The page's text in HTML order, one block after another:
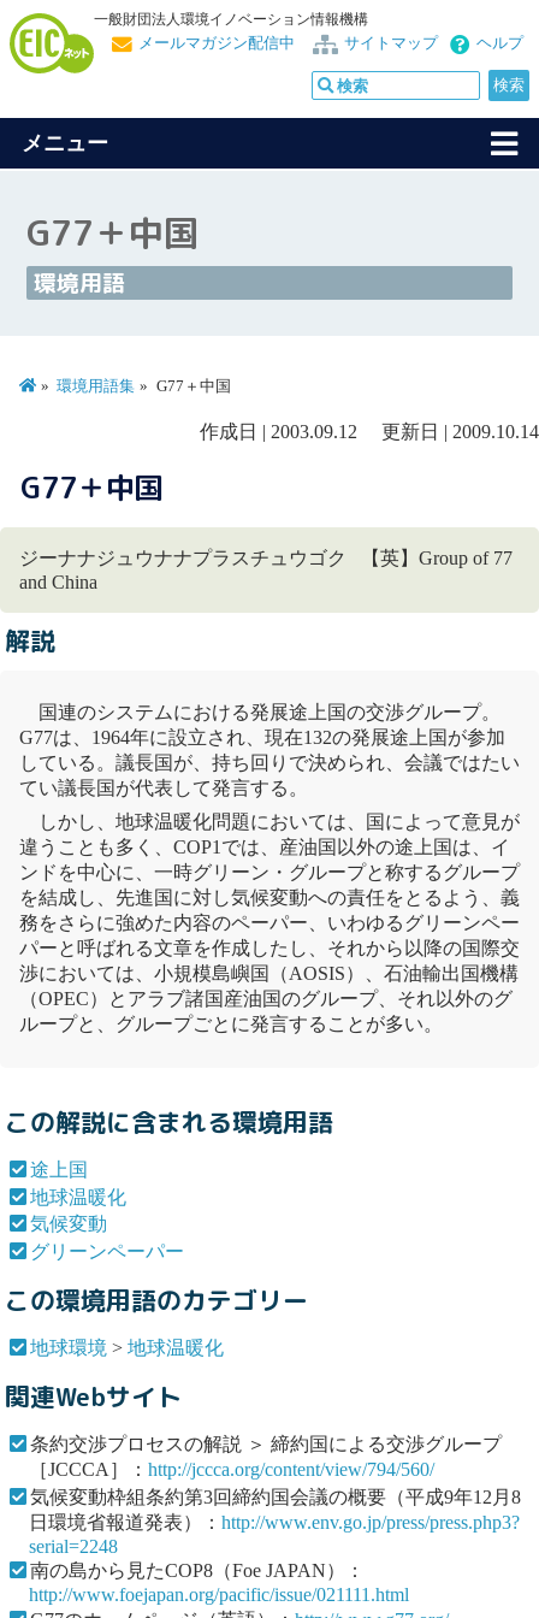
一般財団法人環境イノベーション情報機構
ヘルプ
サイトマップ
メールマガジン配信中
メニュー
G77＋中国
環境用語
環境用語集 G77＋中国
作成日 | 2003.09.12 更新日 | 2009.10.14
G77＋中国
ジーナナジュウナナプラスチュウゴク 【英】Group of 77
and China
解説
国連のシステムにおける発展途上国の交渉グループ。
G77は、1964年に設立され、現在132の発展途上国 が参加
している。議長国が、持ち回りで決められ、会議ではたい
てい議長国が代表して発言する。
しかし、 地球温暖化問題においては、国によって意見が
違うことも多く、COP1では、産油国以外の途上国 は、イ
ンドを中心に、一時グリーン・グループと称するグループ
を結成し、先進国に対し気候変動への責任をとるよう、義
務をさらに強めた内容のペーパー、いわゆるグリーンペー
パーと呼ばれる文章を作成したし、それから以降の国際交
渉においては、小規模島嶼国（AOSIS）、石油輸出国機構
（OPEC）とアラブ諸国産油国のグループ、それ以外のグ
ループと、グループごとに発言することが多い。
この解説に含まれる環境用語
途上国
地球温暖化
気候変動
グリーンペーパー
この環境用語のカテゴリー
地球環境 >地球温暖化
関連Webサイト
条約交渉プロセスの解説 ＞ 締約国による交渉グループ
［JCCCA］： http://jccca.org/content/view/794/560/
気候変動枠組条約第3回締約国会議の概要（平成9年12月8
日環境省報道発表）： http://www.env.go.jp/press/press.php3?
serial=2248
南の島から見たCOP8（Foe JAPAN）：
http://www.foejapan.org/pacific/issue/021111.html